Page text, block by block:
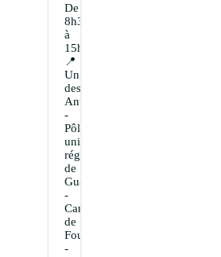
De
8h30
à
15h30
📍
Université
des
Antilles
-
Pôle
universitaire
régional
de
Guadeloupe
-
Campus
de
Fouillole
-